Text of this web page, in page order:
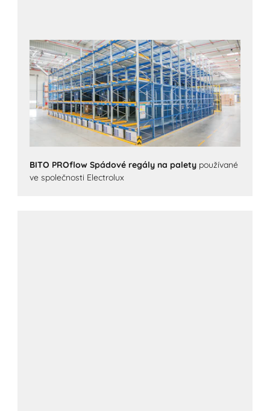
BITO PROflow Spádové regály na palety používané
ve společnosti Electrolux